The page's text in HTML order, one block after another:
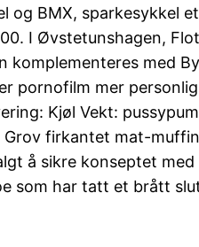
BMX, sparkesykkel
I Øvstetunshagen,
komplementeres med
pornofilm mer
Kjøl Vekt:
firkantet mat-
å sikre konseptet
som har tatt et brått